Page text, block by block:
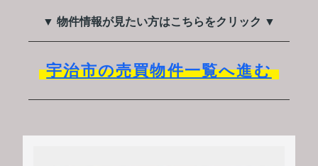
▼ 物件情報が見たい方はこちらをクリック ▼
宇治市の売買物件一覧へ進む